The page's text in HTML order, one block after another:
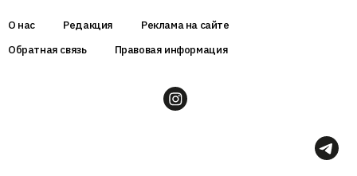
О нас Редакция
Реклама на сайте
Обратная связь
Правовая информация